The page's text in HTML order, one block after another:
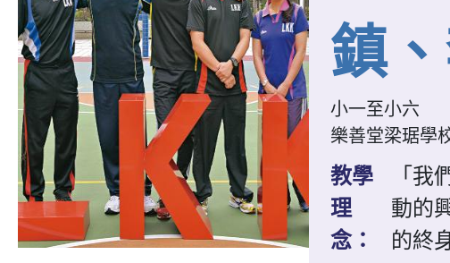
鎮
小一至小六
樂善堂梁琚學
教學
理
念：
「
動的
的終